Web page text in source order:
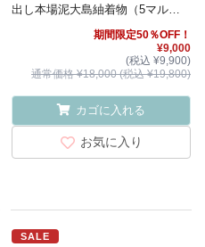
出し本場泥大島紬着物（5マル
期間限定50％OFF！
¥9,000
(税込 ¥9,900)
通常価格 ¥18,000 (税込 ¥19,800)
カゴに入れる
お気に入り
SALE